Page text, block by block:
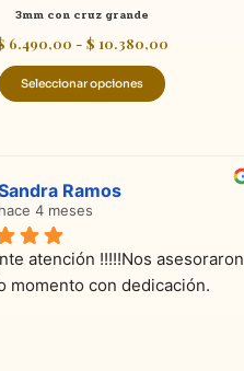
3mm con cruz grande
6.490,00 - $ 10.380,00
Seleccionar opciones
Ramos
hace 4 meses
atención !!!!!Nos asesoraron
momento con dedicación.